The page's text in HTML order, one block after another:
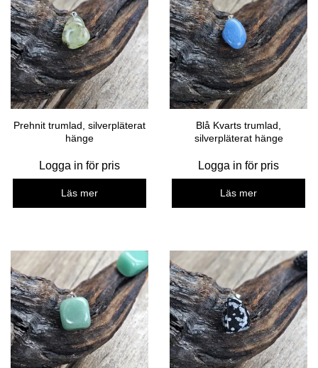
Prehnit trumlad, silverpläterat
hänge
Logga in för pris
Läs mer
Blå Kvarts trumlad,
silverpläterat hänge
Logga in för pris
Läs mer